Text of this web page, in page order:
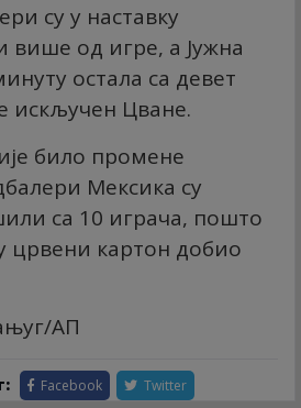
су у наставку
од игре, а Јужна
остала са девет
искључен Цване.
било промене
Мексика су
са 10 играча, пошто
црвени картон добио
АП
Facebook Twitter